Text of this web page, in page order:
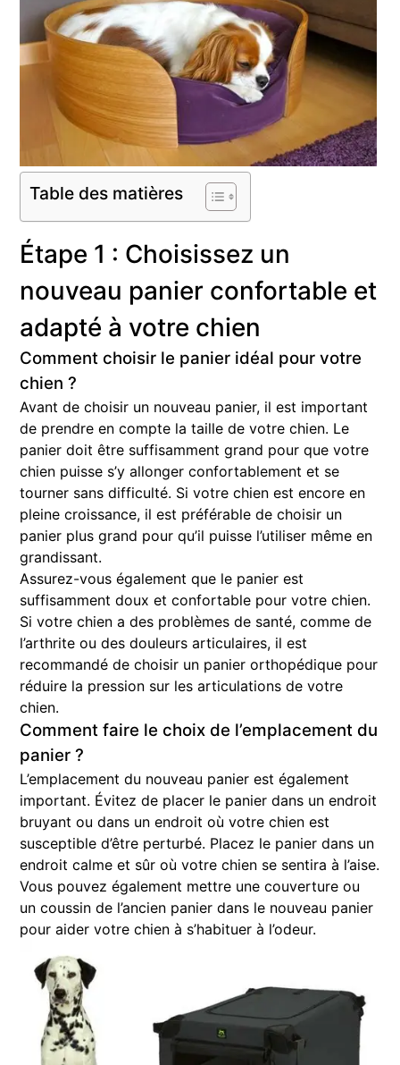
Table des matières
Étape 1 : Choisissez un
nouveau panier confortable et
adapté à votre chien
Comment choisir le panier idéal pour votre
chien ?
Avant de choisir un nouveau panier, il est important
de prendre en compte la taille de votre chien. Le
panier doit être suffisamment grand pour que votre
chien puisse s’y allonger confortablement et se
tourner sans difficulté. Si votre chien est encore en
pleine croissance, il est préférable de choisir un
panier plus grand pour qu’il puisse l’utiliser même en
grandissant.
Assurez-vous également que le panier est
suffisamment doux et confortable pour votre chien.
Si votre chien a des problèmes de santé, comme de
l’arthrite ou des douleurs articulaires, il est
recommandé de choisir un panier orthopédique pour
réduire la pression sur les articulations de votre
chien.
Comment faire le choix de l’emplacement du
panier ?
L’emplacement du nouveau panier est également
important. Évitez de placer le panier dans un endroit
bruyant ou dans un endroit où votre chien est
susceptible d’être perturbé. Placez le panier dans un
endroit calme et sûr où votre chien se sentira à l’aise.
Vous pouvez également mettre une couverture ou
un coussin de l’ancien panier dans le nouveau panier
pour aider votre chien à s’habituer à l’odeur.